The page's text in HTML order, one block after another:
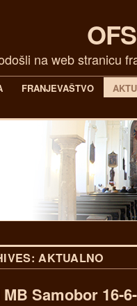
na web stranicu
FRANJEVAŠTVO
AKTUALNO
Samobor 16-